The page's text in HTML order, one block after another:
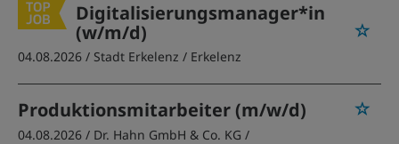
Digitalisierungsmanager*in
(w/m/d)
04.08.2026 / Stadt Erkelenz / Erkelenz
Produktionsmitarbeiter (m/w/d)
04.08.2026 / Dr. Hahn GmbH & Co. KG /